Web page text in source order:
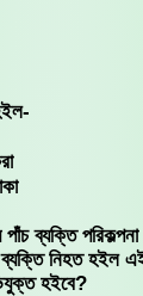
ব্যক্তি
নিহত হইল
হইবে?